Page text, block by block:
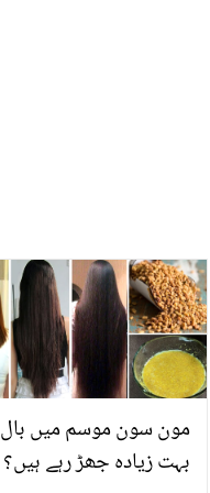
مون سون موسم میں بال
بہت زیادہ جھڑ رہے ہیں؟